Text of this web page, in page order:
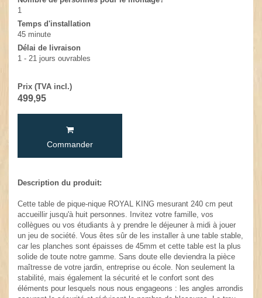
1
Temps d'installation
45 minute
Délai de livraison
1 - 21 jours ouvrables
Prix (TVA incl.)
499,95
Commander
Description du produit:
Cette table de pique-nique ROYAL KING mesurant 240 cm peut
accueillir jusqu'à huit personnes. Invitez votre famille, vos
collègues ou vos étudiants à y prendre le déjeuner à midi à jouer
un jeu de société. Vous êtes sûr de les installer à une table stable,
car les planches sont épaisses de 45mm et cette table est la plus
solide de toute notre gamme. Sans doute elle deviendra la pièce
maîtresse de votre jardin, entreprise ou école. Non seulement la
stabilité, mais également la sécurité et le confort sont des
éléments pour lesquels nous nous engageons : les angles arrondis